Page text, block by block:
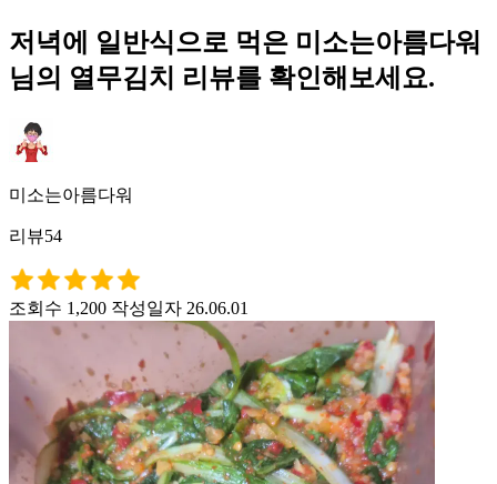
저녁에 일반식으로 먹은 미소는아름다워
님의 열무김치 리뷰를 확인해보세요.
미소는아름다워
리뷰54
조회수 1,200 작성일자 26.06.01